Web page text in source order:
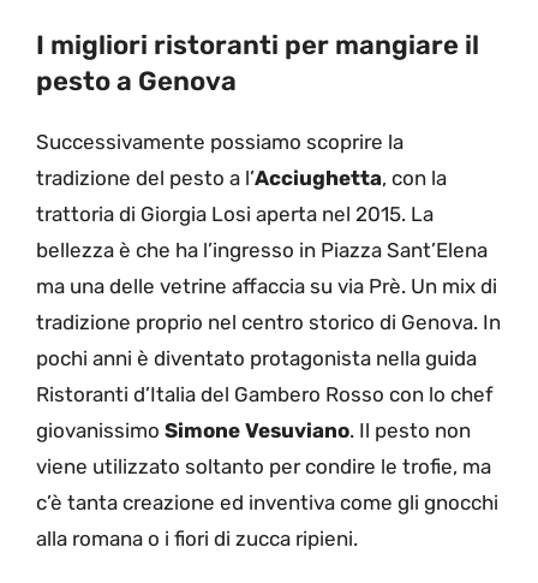
I migliori ristoranti per mangiare il
pesto a Genova
Successivamente possiamo scoprire la
tradizione del pesto a l’Acciughetta, con la
trattoria di Giorgia Losi aperta nel 2015. La
bellezza è che ha l’ingresso in Piazza Sant’Elena
ma una delle vetrine affaccia su via Prè. Un mix di
tradizione proprio nel centro storico di Genova. In
pochi anni è diventato protagonista nella guida
Ristoranti d’Italia del Gambero Rosso con lo chef
giovanissimo Simone Vesuviano. Il pesto non
viene utilizzato soltanto per condire le trofie, ma
c’è tanta creazione ed inventiva come gli gnocchi
alla romana o i fiori di zucca ripieni.